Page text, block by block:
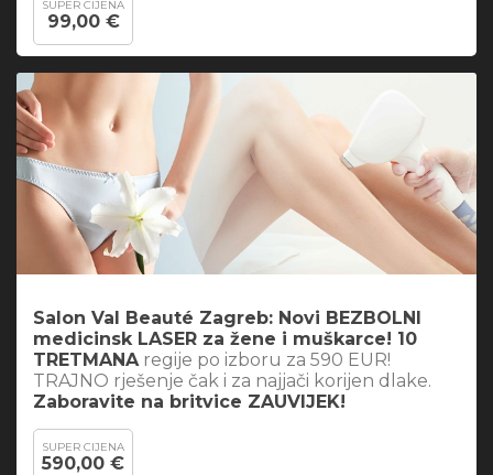
SUPER CIJENA
99,00 €
Salon Val Beauté Zagreb: Novi BEZBOLNI
medicinsk LASER za žene i muškarce! 10
TRETMANA regije po izboru za 590 EUR!
TRAJNO rješenje čak i za najjači korijen dlake.
Zaboravite na britvice ZAUVIJEK!
SUPER CIJENA
590,00 €